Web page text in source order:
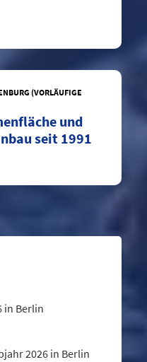
(VORLÄUFIGE
und
seit 1991
in Berlin
2026 in Berlin